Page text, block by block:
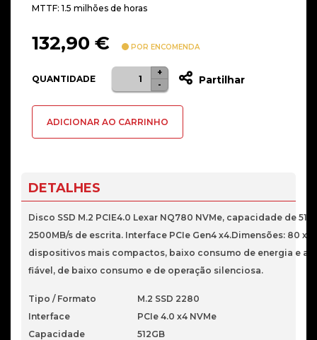
MTTF: 1.5 milhões de horas
132,90 € POR ENCOMENDA
QUANTIDADE
Quantidade
de
SSD
LEXAR
512GB
7000/6000
-
+
Partilhar
ADICIONAR AO CARRINHO
DETALHES
Disco SSD M.2 PCIE4.0 Lexar NQ780 NVMe, capacidade de
2500MB/s de escrita. Interface PCIe Gen4 x4.Dimensões: 80 x
dispositivos mais compactos, baixo consumo de energia e
fiável, de baixo consumo e de operação silenciosa.
Tipo / Formato
M.2 SSD 2280
Interface
PCIe 4.0 x4 NVMe
Capacidade
512GB